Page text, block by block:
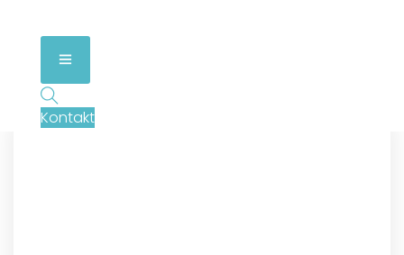
Kontakt